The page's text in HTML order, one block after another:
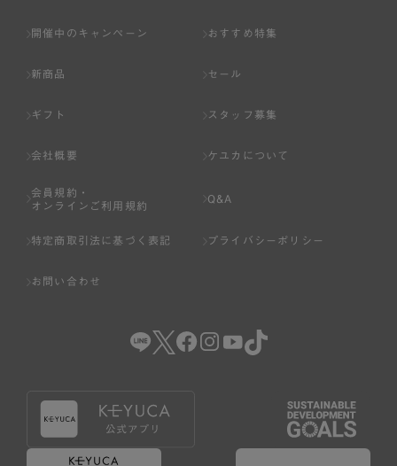
開催中のキャンペーン おすすめ特集
新商品 セール
ギフト スタッフ募集
会社概要 ケユカについて
会員規約・
オンラインご利用規約
Q&A
特定商取引法に基づく表記 プライバシーポリシー
お問い合わせ